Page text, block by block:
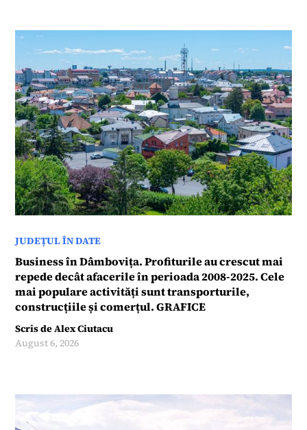
JUDEȚUL ÎN DATE
Business în Dâmbovița. Profiturile au crescut mai
repede decât afacerile în perioada 2008-2025. Cele
mai populare activități sunt transporturile,
construcțiile și comerțul. GRAFICE
Scris deAlex Ciutacu
August 6, 2026